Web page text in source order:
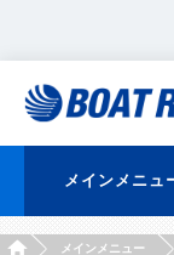
メインメニュ
HOMEメインメニュー